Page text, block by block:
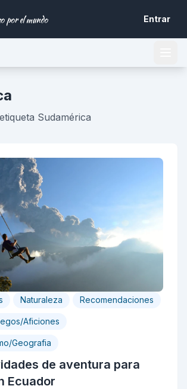
por el mundo Entrar
Sudamérica
Naturaleza Recomendaciones
Aficiones
Geografia
de aventura para
Ecuador